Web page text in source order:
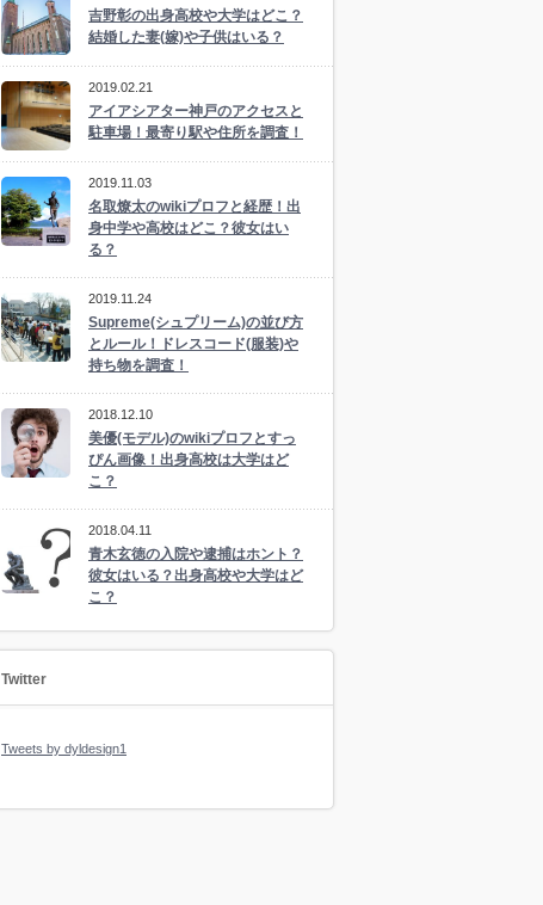
吉野彰の出身高校や大学はどこ？
結婚した妻(嫁)や子供はいる？
2019.02.21
アイアシアター神戸のアクセスと
駐車場！最寄り駅や住所を調査！
2019.11.03
名取燎太のwikiプロフと経歴！出
身中学や高校はどこ？彼女はい
る？
2019.11.24
Supreme(シュプリーム)の並び方
とルール！ドレスコード(服装)や
持ち物を調査！
2018.12.10
美優(モデル)のwikiプロフとすっ
ぴん画像！出身高校は大学はど
こ？
2018.04.11
青木玄徳の入院や逮捕はホント？
彼女はいる？出身高校や大学はど
こ？
Twitter
Tweets by dyldesign1